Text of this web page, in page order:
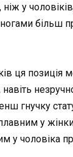
ніж у
більш
ця
навіть
гнучку
у
у чоловіка